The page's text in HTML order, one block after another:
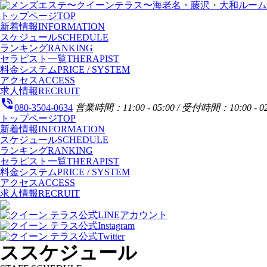
トップページTOP
新着情報INFORMATION
スケジュールSCHEDULE
ランキングRANKING
セラピスト一覧THERAPIST
料金システムPRICE / SYSTEM
アクセスACCESS
求人情報RECRUIT
phone_in_talk080-3504-0634 営業時間：11:00 - 05:00 / 受付時間：10:00 -
トップページTOP
新着情報INFORMATION
スケジュールSCHEDULE
ランキングRANKING
セラピスト一覧THERAPIST
料金システムPRICE / SYSTEM
アクセスACCESS
求人情報RECRUIT
ススケジュール